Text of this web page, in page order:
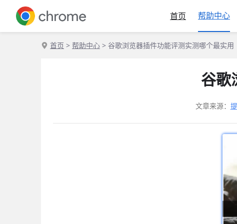
首页 帮助中心
首页 > 帮助中心 > 谷歌浏览器插件功能评测实测哪个最实用
谷歌
文章来源：